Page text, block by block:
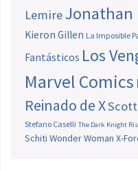
LemireJonathan
Kieron Gillen La Imposible
Fantásticos Los
Marvel Comics
Reinado de X
Stefano Caselli The Dark Knight
Schiti Wonder Woman X-